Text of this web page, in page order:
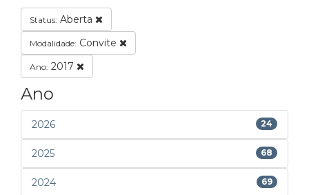
Status: Aberta
Modalidade: Convite
Ano: 2017
Ano
2026 24
2025 68
2024 69